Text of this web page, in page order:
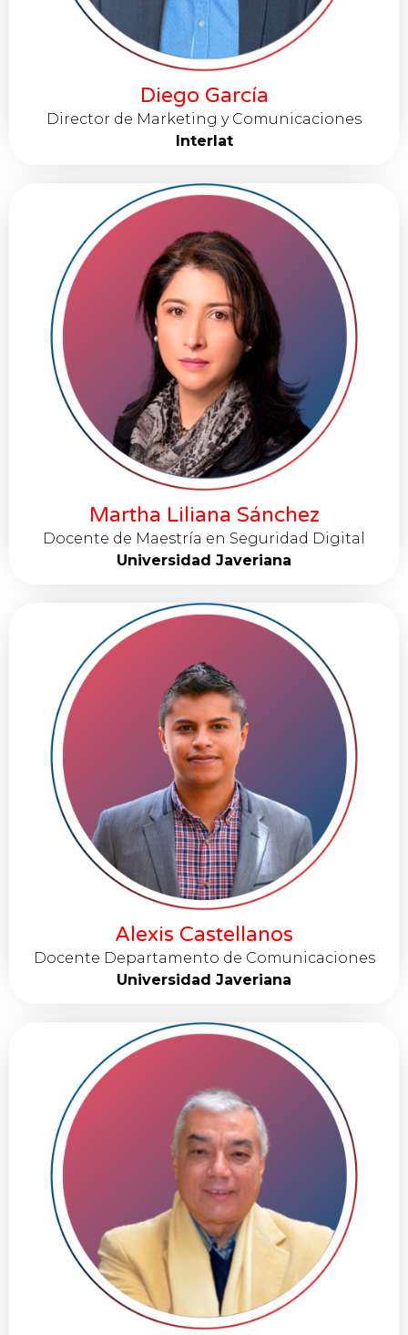
Diego García
Director de Marketing y Comunicaciones
Interlat
Martha Liliana Sánchez
Docente de Maestría en Seguridad Digital
Universidad Javeriana
Alexis Castellanos
Docente Departamento de Comunicaciones
Universidad Javeriana